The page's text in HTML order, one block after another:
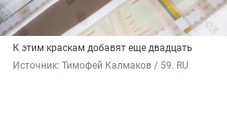
К этим краскам добавят еще двадцать
Источник: Тимофей Калмаков / 59. RU